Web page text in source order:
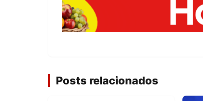
Posts relacionados